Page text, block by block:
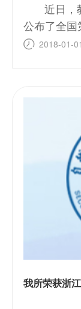
近日，
公布了全国
学科海洋
2018-01-01
我所荣获浙